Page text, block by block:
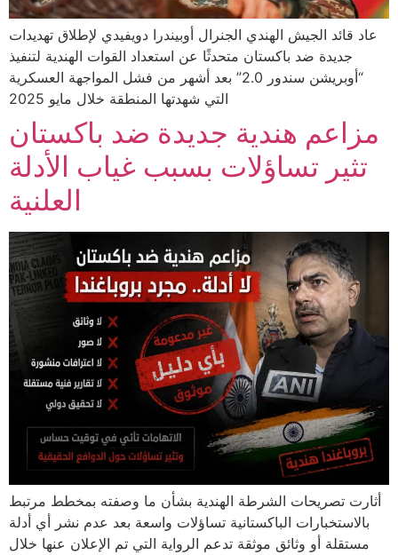
عاد قائد الجيش الهندي الجنرال أوبيندرا دويفيدي لإطلاق تهديدات
جديدة ضد باكستان متحدثًا عن استعداد القوات الهندية لتنفيذ
“أوبريشن سندور 2.0” بعد أشهر من فشل المواجهة العسكرية
التي شهدتها المنطقة خلال مايو 2025
مزاعم هندية جديدة ضد باكستان
تثير تساؤلات بسبب غياب الأدلة
العلنية
أثارت تصريحات الشرطة الهندية بشأن ما وصفته بمخطط مرتبط
بالاستخبارات الباكستانية تساؤلات واسعة بعد عدم نشر أي أدلة
مستقلة أو وثائق موثقة تدعم الرواية التي تم الإعلان عنها خلال